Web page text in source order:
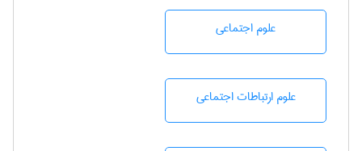
علوم اجتماعی
علوم ارتباطات اجتماعی